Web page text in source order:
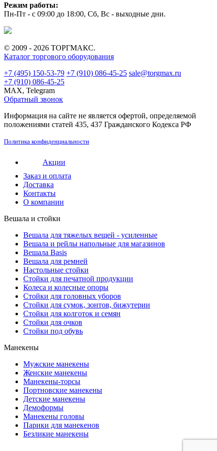
Режим работы:
Пн-Пт - с 09:00 до 18:00, Сб, Вс - выходные дни.
© 2009 - 2026 ТОРГМАКС.
Каталог торгового оборудования
+7 (495) 150-53-79 +7 (910) 086-45-25 sale@torgmax.ru
+7 (910) 086-45-25
MAX, Telegram
Обратный звонок
Информация на сайте не является офертой, определяемой
положениями статей 435, 437 Гражданского Кодекса РФ
Политика конфиденциальности
Акции
Заказ и оплата
Доставка
Контакты
О компании
Вешала и стойки
Вешала для тяжелых вещей - усиленные
Вешала и рейлы напольные для магазинов
Вешала Basis
Вешала для ремней
Настольные стойки
Стойки для печатной продукции
Колеса и колесные опоры
Стойки для головных уборов
Стойки для сумок, зонтов, бижутерии
Стойки для колготок и семян
Стойки для очков
Стойки под обувь
Манекены
Мужские манекены
Женские манекены
Манекены-торсы
Портновские манекены
Детские манекены
Демоформы
Манекены головы
Парики для манекенов
Безликие манекены